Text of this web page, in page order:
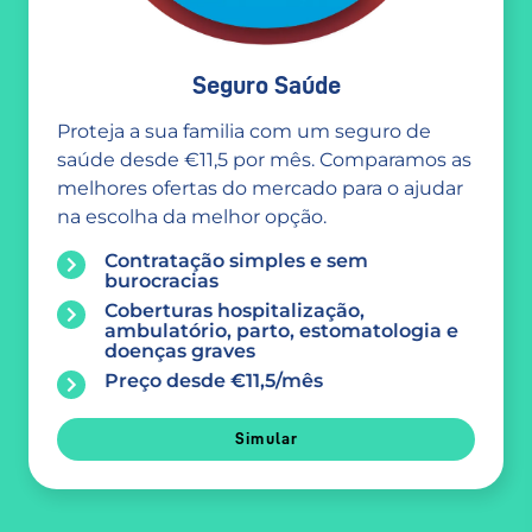
Seguro Saúde
Proteja a sua familia com um seguro de
saúde desde €11,5 por mês. Comparamos as
melhores ofertas do mercado para o ajudar
na escolha da melhor opção.
Contratação simples e sem
burocracias
Coberturas hospitalização,
ambulatório, parto, estomatologia e
doenças graves
Preço desde €11,5/mês
Simular